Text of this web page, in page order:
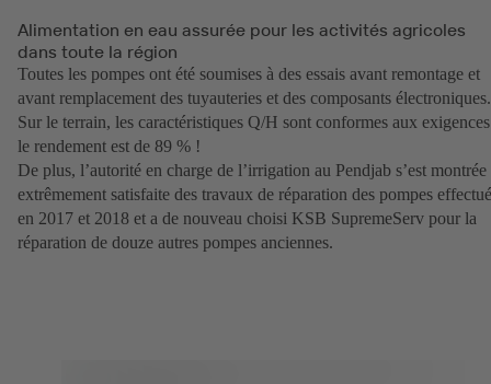
Alimentation en eau assurée pour les activités agricoles
dans toute la région
Toutes les pompes ont été soumises à des essais avant remontage et
avant remplacement des tuyauteries et des composants
Sur le terrain, les caractéristiques Q/H sont conformes aux
le rendement est de 89 % !
De plus, l’autorité en charge de l’irrigation au Pendjab s’est montrée
extrêmement satisfaite des travaux de réparation des pompes
en 2017 et 2018 et a de nouveau choisi KSB SupremeServ pour la
réparation de douze autres pompes anciennes.